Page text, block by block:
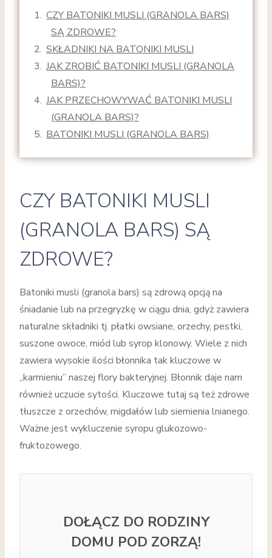
CZY BATONIKI MUSLI (GRANOLA BARS)
SĄ ZDROWE?
SKŁADNIKI NA BATONIKI MUSLI
JAK ZROBIĆ BATONIKI MUSLI (GRANOLA
BARS)?
JAK PRZECHOWYWAĆ BATONIKI MUSLI
(GRANOLA BARS)?
BATONIKI MUSLI (GRANOLA BARS)
CZY BATONIKI MUSLI
(GRANOLA BARS) SĄ
ZDROWE?
Batoniki musli (granola bars) są zdrową opcją na
śniadanie lub na przegryzkę w ciągu dnia, gdyż zawiera
naturalne składniki tj. płatki owsiane, orzechy, pestki,
suszone owoce, miód lub syrop klonowy. Wiele z nich
zawiera wysokie ilości błonnika tak kluczowe w
„karmieniu” naszej flory bakteryjnej. Błonnik daje nam
również uczucie sytości. Kluczowe tutaj są też zdrowe
tłuszcze z orzechów, migdałów lub siemienia lnianego.
Ważne jest wykluczenie syropu glukozowo-
fruktozowego.
DOŁĄCZ DO RODZINY
DOMU POD ZORZĄ!